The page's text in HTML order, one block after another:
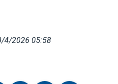
4/2026 05:58